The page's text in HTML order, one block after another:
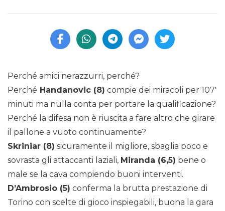
Perché amici nerazzurri, perché?
Perché Handanovic (8) compie dei miracoli per 107′
minuti ma nulla conta per portare la qualificazione?
Perché la difesa non è riuscita a fare altro che girare
il pallone a vuoto continuamente?
Skriniar (8) sicuramente il migliore, sbaglia poco e
sovrasta gli attaccanti laziali, Miranda (6,5) bene o
male se la cava compiendo buoni interventi.
D’Ambrosio (5) conferma la brutta prestazione di
Torino con scelte di gioco inspiegabili, buona la gara